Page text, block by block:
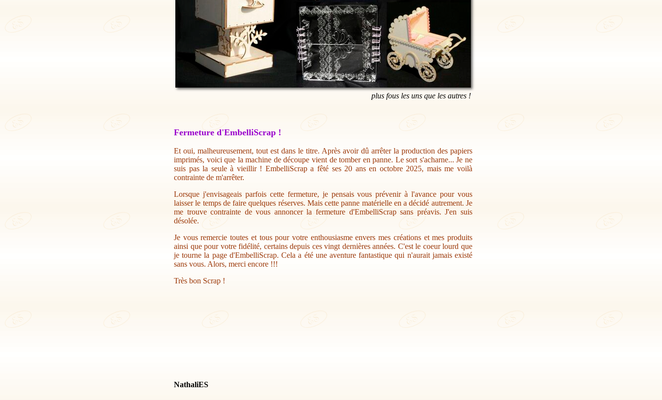
plus fous les uns que les autres !
Fermeture d'EmbelliScrap !
Et oui, malheureusement, tout est dans le titre. Après avoir dû arrêter la production des papiers
imprimés, voici que la machine de découpe vient de tomber en panne. Le sort s'acharne... Je ne
suis pas la seule à vieillir ! EmbelliScrap a fêté ses 20 ans en octobre 2025, mais me voilà
contrainte de m'arrêter.
Lorsque j'envisageais parfois cette fermeture, je pensais vous prévenir à l'avance pour vous
laisser le temps de faire quelques réserves. Mais cette panne matérielle en a décidé autrement. Je
me trouve contrainte de vous annoncer la fermeture d'EmbelliScrap sans préavis. J'en suis
désolée.
Je vous remercie toutes et tous pour votre enthousiasme envers mes créations et mes produits
ainsi que pour votre fidélité, certains depuis ces vingt dernières années. C'est le coeur lourd que
je tourne la page d'EmbelliScrap. Cela a été une aventure fantastique qui n'aurait jamais existé
sans vous. Alors, merci encore !!!
Très bon Scrap !
NathaliES